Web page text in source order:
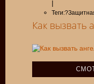
|
Как вызвать